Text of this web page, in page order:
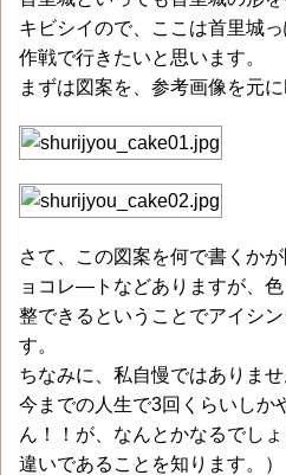
キビシイので、ここは首里城
作戦で行きたいと思います。
まずは図案を、参考画像を元に
さて、この図案を何で書くか
ョコレ―トなどありますが、
整できるということでアイシ
す。
ちなみに、私自慢ではありま
今までの人生で3回くらいしか
ん！！が、なんとかなるでし
違いであることを知ります。）